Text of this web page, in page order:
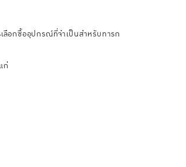
ลือกซื้ออุปกรณ์ที่จำเป็นสำหรับทารก
ก่